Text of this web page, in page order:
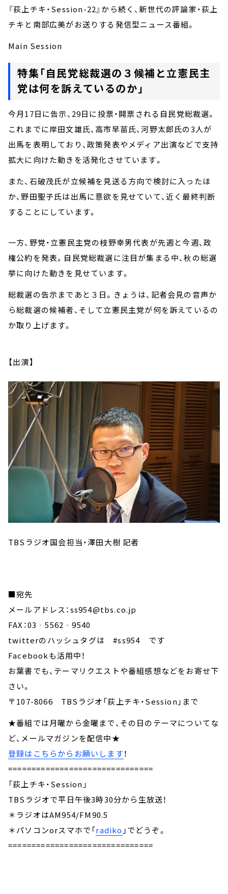
『荻上チキ・Session-22』から続く、新世代の評論家・荻上
チキと南部広美がお送りする発信型ニュース番組。
Main Session
特集「自民党総裁選の３候補と立憲民主
党は何を訴えているのか」
今月17日に告示、29日に投票・開票される自民党総裁選。
これまでに岸田文雄氏、高市早苗氏、河野太郎氏の3人が
出馬を表明しており、政策発表やメディア出演などで支持
拡大に向けた動きを活発化させています。
また、石破茂氏が立候補を見送る方向で検討に入ったほ
か、野田聖子氏は出馬に意欲を見せていて、近く最終判断
することにしています。
一方、野党・立憲民主党の枝野幸男代表が先週と今週、政
権公約を発表。自民党総裁選に注目が集まる中、秋の総選
挙に向けた動きを見せています。
総裁選の告示まであと３日。きょうは、記者会見の音声か
ら総裁選の候補者、そして立憲民主党が何を訴えているの
か取り上げます。
【出演】
TBSラジオ国会担当・澤田大樹 記者
■宛先
メールアドレス：ss954@tbs.co.jp
FAX：03‐5562‐9540
twitterのハッシュタグは #ss954 です
Facebookも活用中！
お葉書でも、テーマリクエストや番組感想などをお寄せ下
さい。
〒107-8066 TBSラジオ「荻上チキ・Session」まで
★番組では月曜から金曜まで、その日のテーマについてな
ど、メールマガジンを配信中★
登録はこちらからお願いします！
===============================
「荻上チキ・Session」
TBSラジオで平日午後3時30分から生放送！
＊ラジオはAM954/FM90.5
＊パソコンorスマホで「radiko 」でどうぞ。
===============================